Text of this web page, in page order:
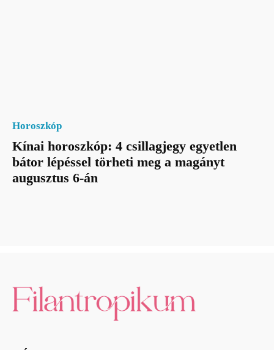
Horoszkóp
Kínai horoszkóp: 4 csillagjegy egyetlen
bátor lépéssel törheti meg a magányt
augusztus 6-án